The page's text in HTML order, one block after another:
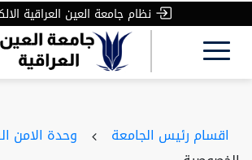
نظام جامعة العين العراقية
اقسام رئيس الجامعة وحدة الامن